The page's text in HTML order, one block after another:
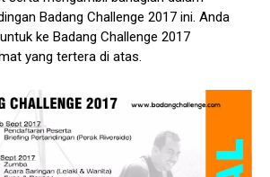
Badang Challenge 2017 ini. Anda
ke Badang Challenge 2017
yang tertera di atas.